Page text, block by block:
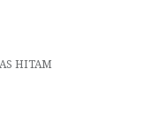
HITAM